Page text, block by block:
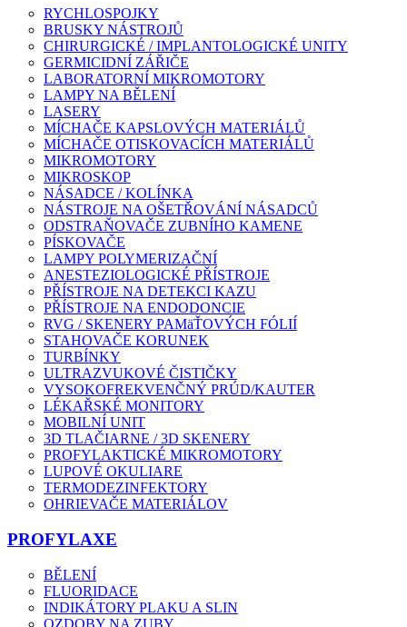
RYCHLOSPOJKY
BRUSKY NÁSTROJŮ
CHIRURGICKÉ / IMPLANTOLOGICKÉ UNITY
GERMICIDNÍ ZÁŘIČE
LABORATORNÍ MIKROMOTORY
LAMPY NA BĚLENÍ
LASERY
MÍCHAČE KAPSLOVÝCH MATERIÁLŮ
MÍCHAČE OTISKOVACÍCH MATERIÁLŮ
MIKROMOTORY
MIKROSKOP
NÁSADCE / KOLÍNKA
NÁSTROJE NA OŠETŘOVÁNÍ NÁSADCŮ
ODSTRAŇOVAČE ZUBNÍHO KAMENE
PÍSKOVAČE
LAMPY POLYMERIZAČNÍ
ANESTEZIOLOGICKÉ PŘÍSTROJE
PŘÍSTROJE NA DETEKCI KAZU
PŘÍSTROJE NA ENDODONCIE
RVG / SKENERY PAMäŤOVÝCH FÓLIÍ
STAHOVAČE KORUNEK
TURBÍNKY
ULTRAZVUKOVÉ ČISTIČKY
VYSOKOFREKVENČNÝ PRÚD/KAUTER
LÉKAŘSKÉ MONITORY
MOBILNÍ UNIT
3D TLAČIARNE / 3D SKENERY
PROFYLAKTICKÉ MIKROMOTORY
LUPOVÉ OKULIARE
TERMODEZINFEKTORY
OHRIEVAČE MATERIÁLOV
PROFYLAXE
BĚLENÍ
FLUORIDACE
INDIKÁTORY PLAKU A SLIN
OZDOBY NA ZUBY